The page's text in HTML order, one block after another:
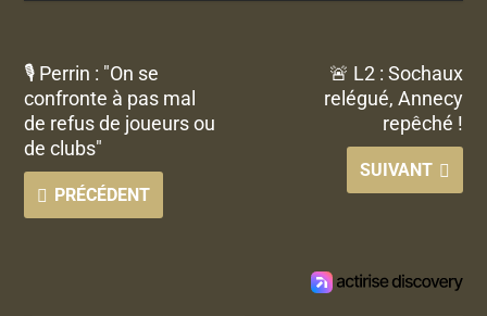
🎙 Perrin : "On se
confronte à pas mal
de refus de joueurs ou
de clubs"
PRÉCÉDENT
🚨 L2 : Sochaux
relégué, Annecy
repêché !
SUIVANT